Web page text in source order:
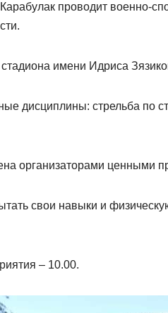
проводит военно-
имени Идриса
дисциплины: стрельба по
организаторами ценными
свои навыки и
– 10.00.